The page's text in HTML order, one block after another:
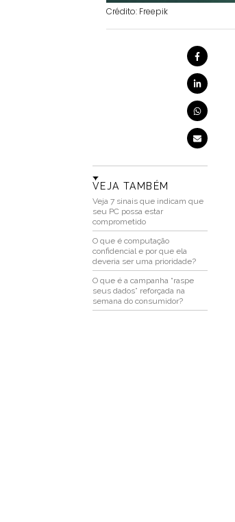
Crédito: Freepik
VEJA TAMBÉM
Veja 7 sinais que indicam que
seu PC possa estar
comprometido
O que é computação
confidencial e por que ela
deveria ser uma prioridade?
O que é a campanha “raspe
seus dados” reforçada na
semana do consumidor?